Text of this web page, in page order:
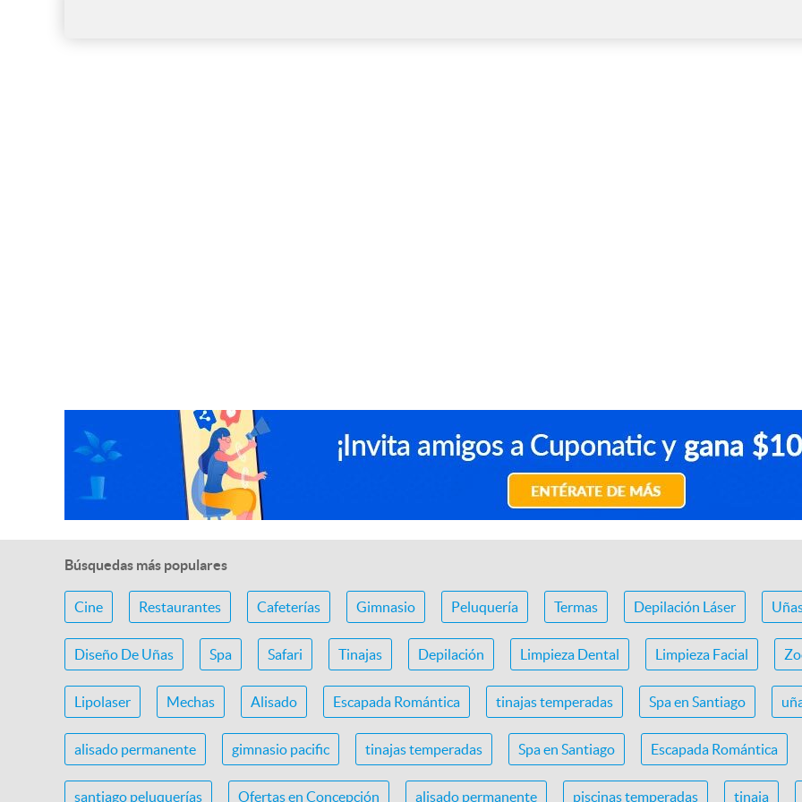
Búsquedas más populares
Cine Restaurantes Cafeterías Gimnasio Peluquería Termas Depilación Láser
Diseño De Uñas Spa Safari Tinajas Depilación Limpieza Dental Limpieza Facial
Lipolaser Mechas Alisado Escapada Romántica tinajas temperadas Spa en Santiago
alisado permanente gimnasio pacific tinajas temperadas Spa en Santiago Escapada Romántica
santiago peluquerías Ofertas en Concepción alisado permanente piscinas temperadas tinaja